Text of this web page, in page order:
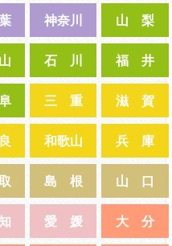
神奈川 山 梨
石 川 福 井
三 重 滋 賀
和歌山 兵 庫
島 根 山 口
愛 媛 大 分